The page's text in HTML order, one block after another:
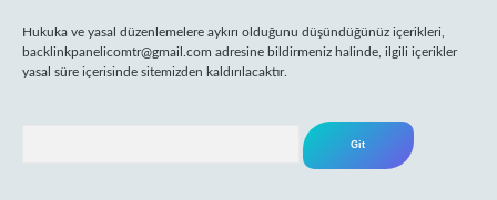
Hukuka ve yasal düzenlemelere aykırı olduğunu düşündüğünüz içerikleri,
backlinkpanelicomtr@gmail.com adresine bildirmeniz halinde, ilgili içerikler
yasal süre içerisinde sitemizden kaldırılacaktır.